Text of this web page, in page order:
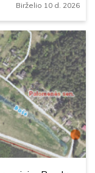
Birželio 10 d. 2026